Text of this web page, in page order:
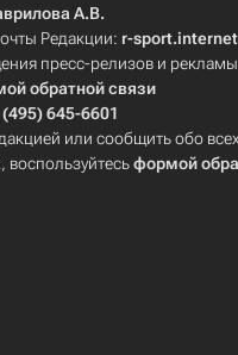
А.В.
Редакции: r-
пресс-релизов и рекламы
обратной связи
(495) 645-6601
или сообщить обо всех
формой